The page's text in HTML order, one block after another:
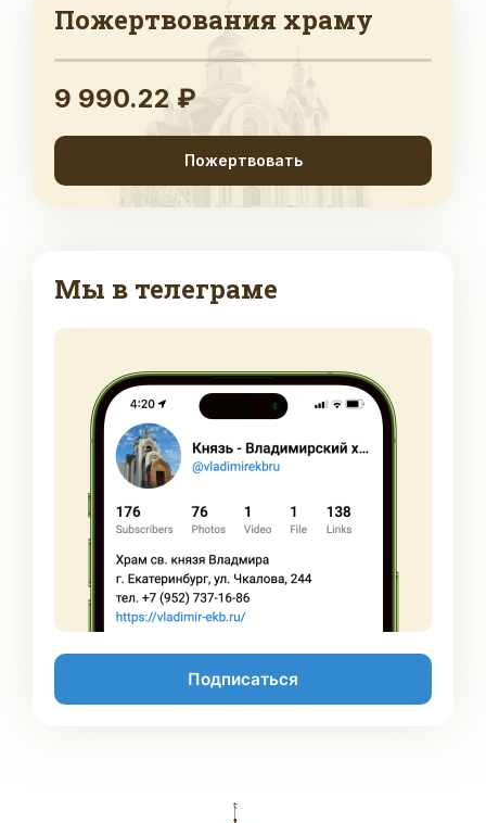
Пожертвования храму
9 990.22 ₽
Пожертвовать
Мы в телеграме
Подписаться